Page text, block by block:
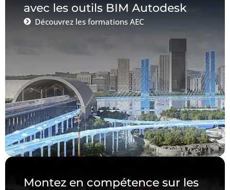
avec les outils BIM Autodesk
Découvrez les formations AEC
Montez en compétence sur les